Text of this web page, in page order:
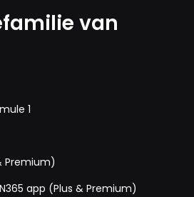
van
1
Premium)
app (Plus & Premium)